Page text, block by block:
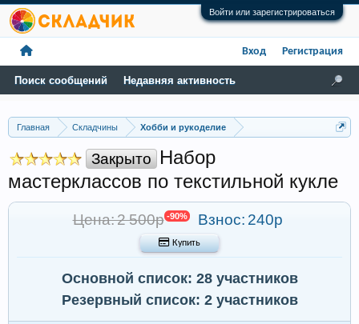
Войти или зарегистрироваться
Главная Складчины Хобби и рукоделие
Закрыто Набор
мастерклассов по текстильной кукле
Цена: 2 500р -90% Взнос: 240р
 Купить
Основной список: 28 участников
Резервный список: 2 участников
Поиск сообщений Недавняя активность
Вход Регистрация